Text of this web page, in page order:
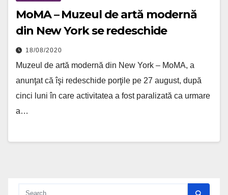
MoMA – Muzeul de artă modernă
din New York se redeschide
18/08/2020
Muzeul de artă modernă din New York – MoMA, a
anunţat că îşi redeschide porţile pe 27 august, după
cinci luni în care activitatea a fost paralizată ca urmare
a…